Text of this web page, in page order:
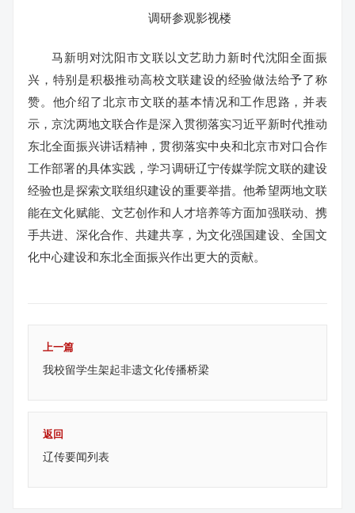
调研参观影视楼
马新明对沈阳市文联以文艺助力新时代沈阳全面振
兴，特别是积极推动高校文联建设的经验做法给予了称
赞。他介绍了北京市文联的基本情况和工作思路，并表
示，京沈两地文联合作是深入贯彻落实习近平新时代推动
东北全面振兴讲话精神，贯彻落实中央和北京市对口合作
工作部署的具体实践，学习调研辽宁传媒学院文联的建设
经验也是探索文联组织建设的重要举措。他希望两地文联
能在文化赋能、文艺创作和人才培养等方面加强联动、携
手共进、深化合作、共建共享，为文化强国建设、全国文
化中心建设和东北全面振兴作出更大的贡献。
上一篇
我校留学生架起非遗文化传播桥梁
返回
辽传要闻列表